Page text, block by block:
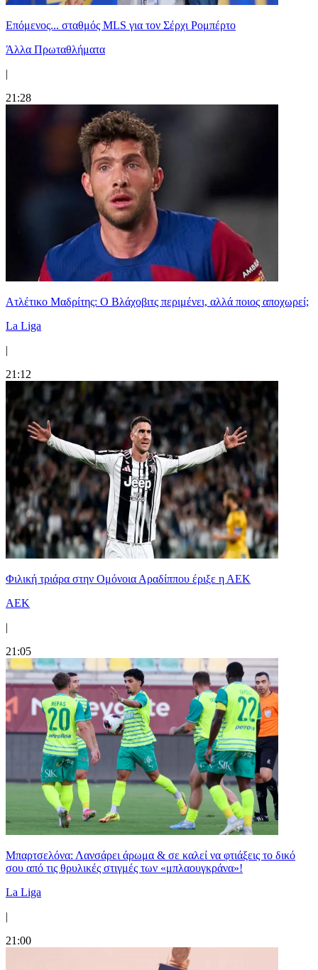
Επόμενος... σταθμός MLS για τον Σέρχι Ρομπέρτο
Άλλα Πρωταθλήματα
|
21:28
Ατλέτικο Μαδρίτης: Ο Βλάχοβιτς περιμένει, αλλά ποιος αποχωρεί;
La Liga
|
21:12
Φιλική τριάρα στην Ομόνοια Αραδίππου έριξε η ΑΕΚ
ΑΕΚ
|
21:05
Μπαρτσελόνα: Λανσάρει άρωμα & σε καλεί να φτιάξεις το δικό
σου από τις θρυλικές στιγμές των «μπλαουγκράνα»!
La Liga
|
21:00